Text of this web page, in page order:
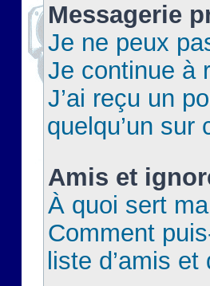
Messagerie
Je ne peux
Je continue à
J’ai reçu un
quelqu’un sur
Amis et
À quoi sert
Comment
liste d’amis et